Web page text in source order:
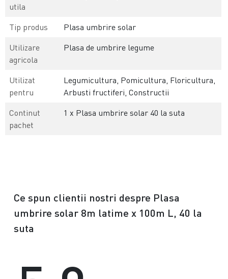
utila
Tip produs
Plasa umbrire solar
Utilizare
agricola
Plasa de umbrire legume
Utilizat
pentru
Legumicultura, Pomicultura, Floricultura,
Arbusti fructiferi, Constructii
Continut
pachet
1 x Plasa umbrire solar 40 la suta
Ce spun clientii nostri despre Plasa
umbrire solar 8m latime x 100m L, 40 la
suta